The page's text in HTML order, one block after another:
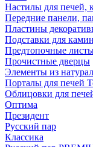
Настилы для печей,
Передние панели,
Пластины
Подставки для
Предтопочные
Прочистные дверцы
Элементы из
Порталы для печей
Облицовки для
Оптима
Президент
Русский пар
Классика